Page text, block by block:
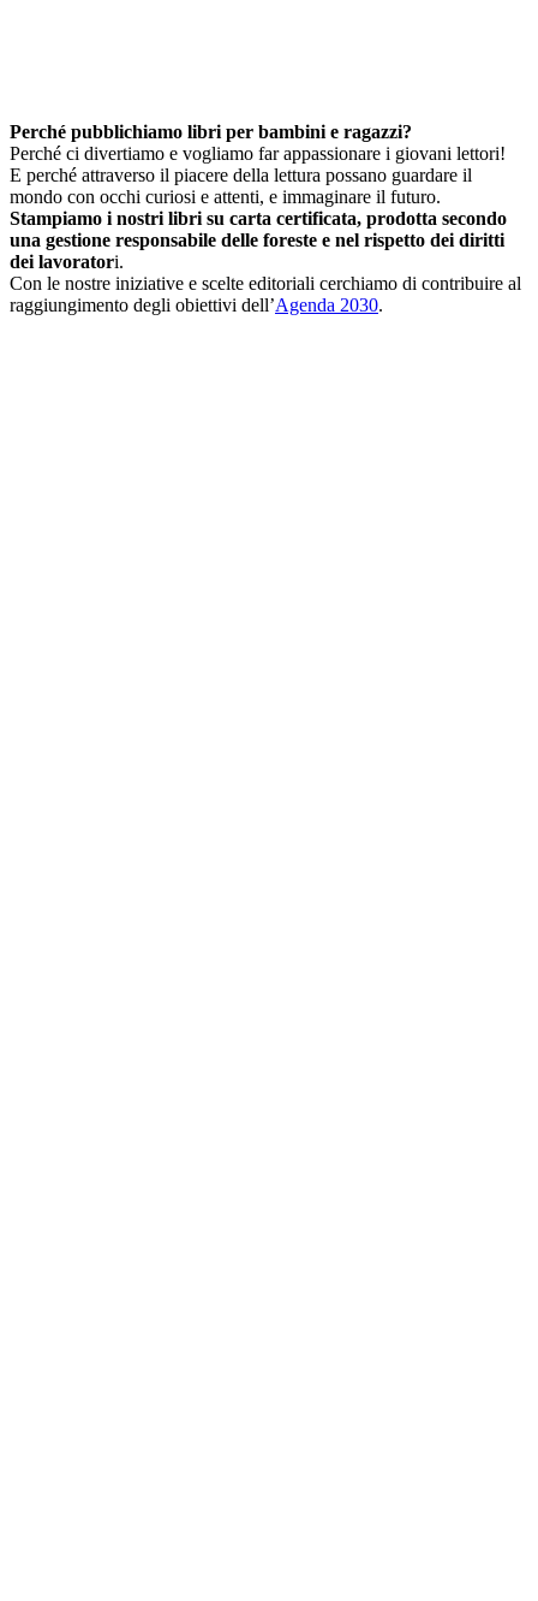
Perché pubblichiamo libri per bambini e ragazzi?
Perché ci divertiamo e vogliamo far appassionare i giovani lettori!
E perché attraverso il piacere della lettura possano guardare il
mondo con occhi curiosi e attenti, e immaginare il futuro.
Stampiamo i nostri libri su carta certificata, prodotta secondo
una gestione responsabile delle foreste e nel rispetto dei diritti
dei lavoratori.
Con le nostre iniziative e scelte editoriali cerchiamo di contribuire al
raggiungimento degli obiettivi dell’Agenda 2030.